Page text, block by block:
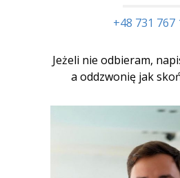
+48 731 767
Jeżeli nie odbieram,
a oddzwonię jak